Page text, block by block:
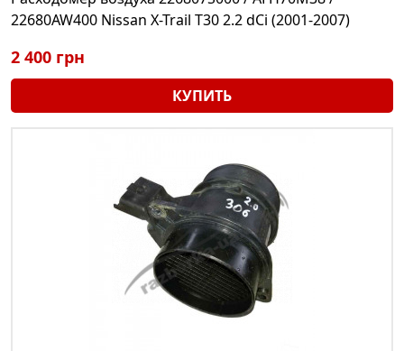
22680AW400 Nissan X-Trail T30 2.2 dCi (2001-2007)
2 400 грн
КУПИТЬ